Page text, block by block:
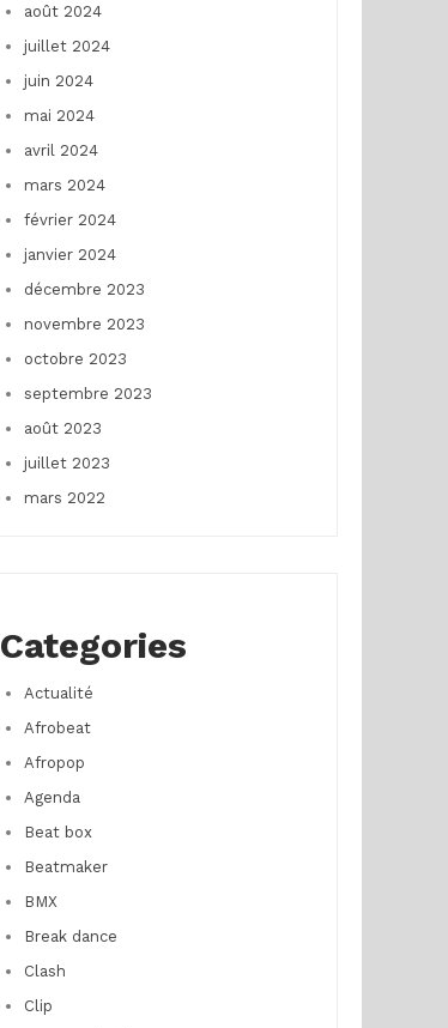
août 2024
juillet 2024
juin 2024
mai 2024
avril 2024
mars 2024
février 2024
janvier 2024
décembre 2023
novembre 2023
octobre 2023
septembre 2023
août 2023
juillet 2023
mars 2022
Categories
Actualité
Afrobeat
Afropop
Agenda
Beat box
Beatmaker
BMX
Break dance
Clash
Clip